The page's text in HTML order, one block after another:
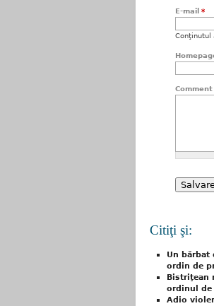
E-mail *
Conţinutul
Comment
Citiţi şi:
Un bărbat
ordin de
Bistriţean
ordinul de
Adio